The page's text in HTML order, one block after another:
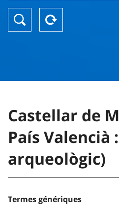
Castellar de
País Valencià
arqueològic)
Termes génériques